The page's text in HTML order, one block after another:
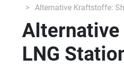
Alternative Kraftstoffe:
LNG